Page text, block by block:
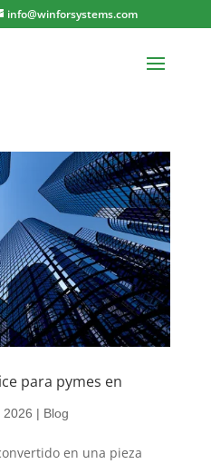
info@winforsystems.com
para pymes en
2026 | Blog
en una pieza